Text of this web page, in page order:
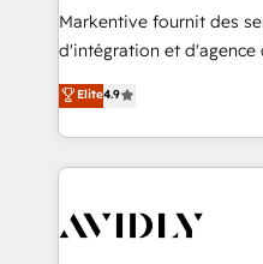
Build high-performing
& conversion strategy that
AI, & maximize AEO with
Integrations: Extend
Markentive fournit des
d'intégration et d'agence
North America. Avec plus
marketing automation,
webdesign. Markentive is both a consulting firm, a
digital agency and an
CRM and webdesign (We
Elite4.9